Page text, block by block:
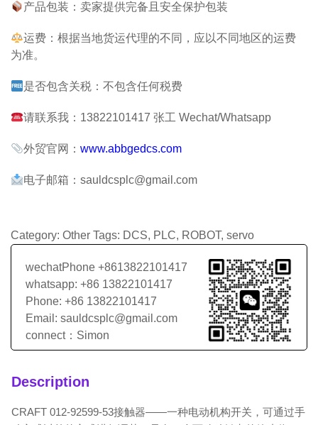
产品包装：卖家提供完备且安全保护包装
运费：根据当地货运代理的不同，应以不同地区的运费
为准。
是否包含关税：不包含任何税费
请联系我：13822101417 张工 Wechat/Whatsapp
外贸官网：www.abbgedcs.com
电子邮箱：sauldcsplc@gmail.com
Category: Other Tags: DCS, PLC, ROBOT, servo
wechatPhone +8613822101417
whatsapp: +86 13822101417
Phone: +86 13822101417
Email: sauldcsplc@gmail.com
connect：Simon
Description
CRAFT 012-92599-53接触器——一种电动机构开关，可通过手